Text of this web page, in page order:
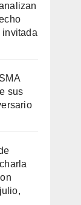
invitada
sus